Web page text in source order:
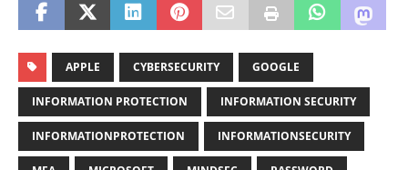
APPLE CYBERSECURITY GOOGLE
INFORMATION PROTECTION INFORMATION SECURITY
INFORMATIONPROTECTION INFORMATIONSECURITY